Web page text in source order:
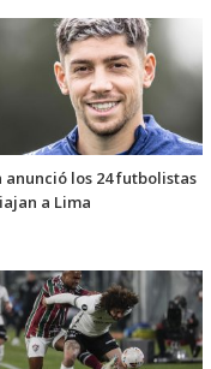
anunció los 24 futbolistas
a Lima